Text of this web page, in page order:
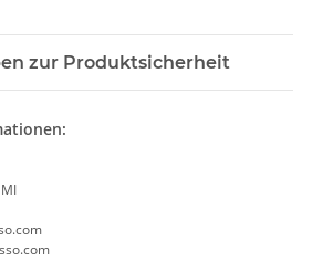
zur Produktsicherheit